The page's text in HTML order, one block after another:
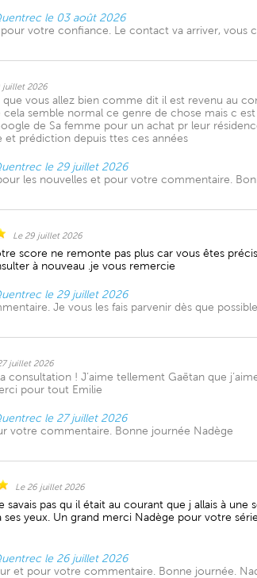
le 03 août 2026
votre confiance. Le contact va arriver, vous
juillet 2026
vous allez bien comme dit il est revenu au
cela semble normal ce genre de chose mais c
de Sa femme pour un achat pr leur
prédiction depuis ttes ces années
le 29 juillet 2026
les nouvelles et pour votre commentaire.
Le 29 juillet 2026
score ne remonte pas plus car vous êtes
à nouveau .je vous remercie
le 29 juillet 2026
Je vous les fais parvenir dès que
juillet 2026
consultation ! J’aime tellement Gaëtan que
pour tout Emilie
le 27 juillet 2026
votre commentaire. Bonne journée Nadège
Le 26 juillet 2026
savais pas qu il était au courant que j allais à
yeux. Un grand merci Nadège pour votre
le 26 juillet 2026
et pour votre commentaire. Bonne journée.